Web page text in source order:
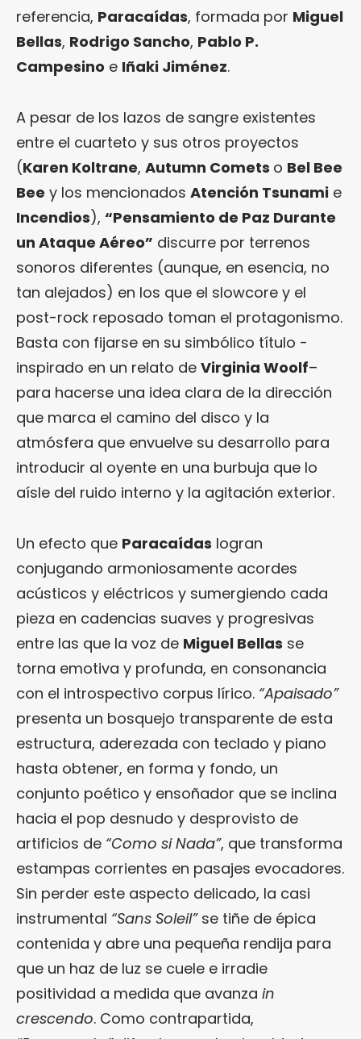
referencia, Paracaídas, formada por Miguel
Bellas, Rodrigo Sancho, Pablo P.
Campesino e Iñaki Jiménez.
A pesar de los lazos de sangre existentes
entre el cuarteto y sus otros proyectos
(Karen Koltrane, Autumn Comets o Bel Bee
Bee y los mencionados Atención Tsunami e
Incendios), “Pensamiento de Paz Durante
un Ataque Aéreo” discurre por terrenos
sonoros diferentes (aunque, en esencia, no
tan alejados) en los que el slowcore y el
post-rock reposado toman el protagonismo.
Basta con fijarse en su simbólico título -
inspirado en un relato de Virginia Woolf–
para hacerse una idea clara de la dirección
que marca el camino del disco y la
atmósfera que envuelve su desarrollo para
introducir al oyente en una burbuja que lo
aísle del ruido interno y la agitación exterior.
Un efecto que Paracaídas logran
conjugando armoniosamente acordes
acústicos y eléctricos y sumergiendo cada
pieza en cadencias suaves y progresivas
entre las que la voz de Miguel Bellas se
torna emotiva y profunda, en consonancia
con el introspectivo corpus lírico. “Apaisado”
presenta un bosquejo transparente de esta
estructura, aderezada con teclado y piano
hasta obtener, en forma y fondo, un
conjunto poético y ensoñador que se inclina
hacia el pop desnudo y desprovisto de
artificios de “Como si Nada”, que transforma
estampas corrientes en pasajes evocadores.
Sin perder este aspecto delicado, la casi
instrumental “Sans Soleil”se tiñe de épica
contenida y abre una pequeña rendija para
que un haz de luz se cuele e irradie
positividad a medida que avanza in
crescendo. Como contrapartida,